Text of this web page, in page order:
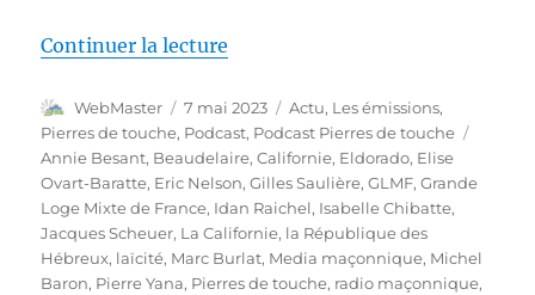
Continuer la lecture
Auteur
WebMaster
Publié
le
7 mai 2023 Catégories
Actu, Les émissions,
Pierres de touche, Podcast, Podcast Pierres de touche
Annie Besant, Beaudelaire,Californie, Eldorado, Elise
Ovart-Baratte, Eric Nelson,Gilles Saulière,GLMF,Grande
Loge Mixte de France, Idan Raichel, Isabelle Chibatte,
Jacques Scheuer, La Californie, la République des
Hébreux, laïcité, Marc Burlat, Media maçonnique, Michel
Baron, Pierre Yana, Pierres de touche, radio maçonnique,